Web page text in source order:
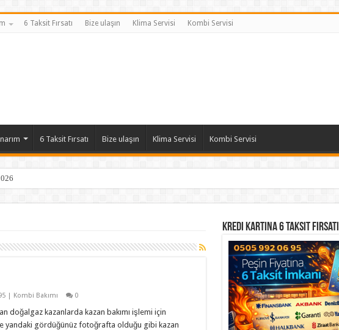
6 Taksit Fırsatı Bize ulaşın Klima Servisi Kombi Servisi
6 Taksit Fırsatı Bize ulaşın Klima Servisi Kombi Servisi
| Kombi Bakımı 0
doğalgaz kazanlarda kazan bakımı işlemi için
yandaki gördüğünüz fotoğrafta olduğu gibi kazan
Kredi Kartına 6 Taksit Fırsatı